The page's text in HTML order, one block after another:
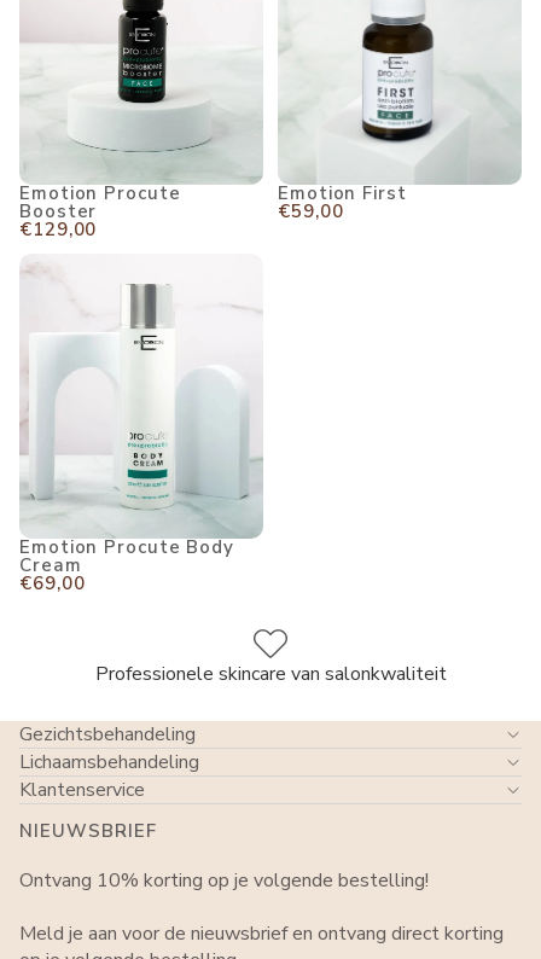
Emotion Procute
Booster
€129,00
UITVERKOCHT
Emotion First
€59,00
Emotion Procute Body Cream
Emotion Procute Body
Cream
€69,00
Gratis verzending vanaf €49
Gezichtsbehandeling
Lichaamsbehandeling
Klantenservice
NIEUWSBRIEF
Ontvang 10% korting op je volgende bestelling!
Meld je aan voor de nieuwsbrief en ontvang direct korting